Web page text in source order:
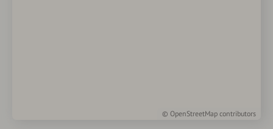
© OpenStreetMap contributors